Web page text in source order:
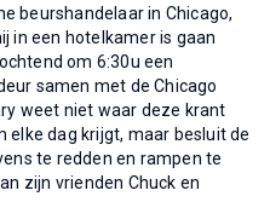
beurshandelaar in Chicago,
in een hotelkamer is gaan
om 6:30u een
samen met de Chicago
weet niet waar deze krant
elke dag krijgt, maar besluit de
te redden en rampen te
zijn vrienden Chuck en